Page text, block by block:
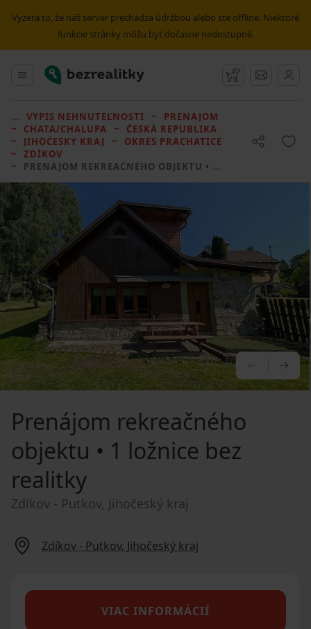
Vyzerá to, že náš server prechádza údržbou alebo ste offline. Niektoré
funkcie stránky môžu byť dočasne nedostupné.
Hlavné menu
Bezrealitky Strážny pes
Správy
VÝPIS NEHNUTEĽNOSTÍ
PRENÁJOM
CHATA/CHALUPA
ČESKÁ REPUBLIKA
JIHOČESKÝ KRAJ
OKRES PRACHATICE
ZDÍKOV
PRENÁJOM REKREAČNÉHO OBJEKTU • 1 LOŽNICE BEZ REALITKY
Prenájom rekreačného
objektu • 1 ložnice bez
realitky
Zdíkov - Putkov, Jihočeský kraj
Zdíkov - Putkov, Jihočeský kraj
VIAC INFORMÁCIÍ